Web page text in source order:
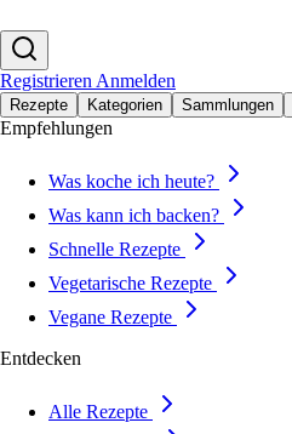
Registrieren Anmelden
Rezepte Kategorien Sammlungen
Empfehlungen
Was koche ich heute?
Was kann ich backen?
Schnelle Rezepte
Vegetarische Rezepte
Vegane Rezepte
Entdecken
Alle Rezepte